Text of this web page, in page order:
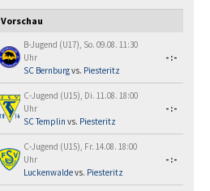
Vorschau
B-Jugend (U17), So. 09.08. 11:30
Uhr
SC Bernburgvs. Piesteritz
-:-
C-Jugend (U15), Di. 11.08. 18:00
Uhr
SC Templin vs. Piesteritz
-:-
C-Jugend (U15), Fr. 14.08. 18:00
Uhr
Luckenwaldevs. Piesteritz
-:-